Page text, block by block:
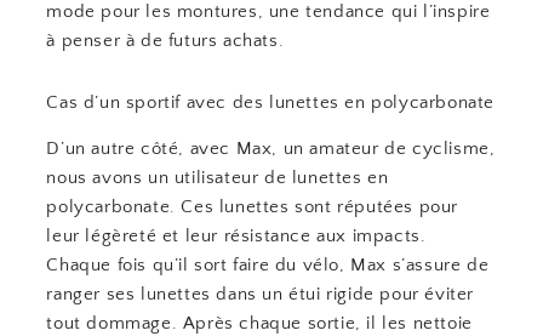
mode pour les montures, une tendance qui l’inspire
à penser à de futurs achats.
Cas d’un sportif avec des lunettes en polycarbonate
D’un autre côté, avec Max, un amateur de cyclisme,
nous avons un utilisateur de lunettes en
polycarbonate. Ces lunettes sont réputées pour
leur légèreté et leur résistance aux impacts.
Chaque fois qu’il sort faire du vélo, Max s’assure de
ranger ses lunettes dans un étui rigide pour éviter
tout dommage. Après chaque sortie, il les nettoie